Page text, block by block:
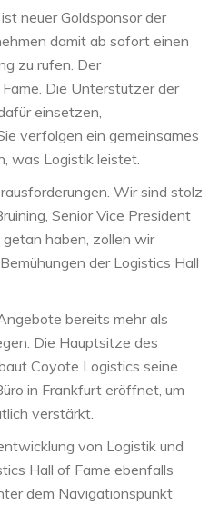
neuer Goldsponsor der
damit ab sofort einen
zu rufen. Der
Die Unterstützer der
einsetzen,
verfolgen ein gemeinsames
was Logistik leistet.
Wir sind stolz
Senior Vice President
haben, zollen wir
der Logistics Hall
bereits mehr als
Die Hauptsitze des
Coyote Logistics seine
in Frankfurt eröffnet, um
verstärkt.
von Logistik und
Hall of Fame ebenfalls
dem Navigationspunkt